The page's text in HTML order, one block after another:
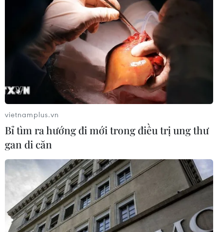
vietnamplus.vn
Bỉ tìm ra hướng đi mới trong điều trị ung thư
gan di căn